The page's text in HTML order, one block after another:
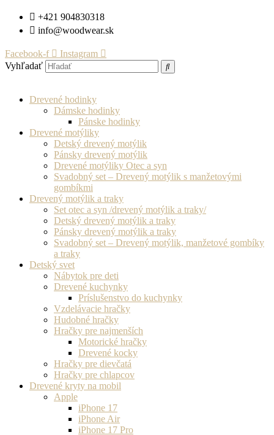
Preskočiť+421 904830318
info@woodwear.sk
Facebook-f
Instagram
Vyhľadať
Drevené hodinky
Dámske hodinky
Pánske hodinky
Drevené motýliky
Detský drevený motýlik
Pánsky drevený motýlik
Drevené motýliky Otec a syn
Svadobný set – Drevený motýlik s manžetovými
gombíkmi
Drevený motýlik a traky
Set otec a syn /drevený motýlik a traky/
Detský drevený motýlik a traky
Pánsky drevený motýlik a traky
Svadobný set – Drevený motýlik, manžetové gombíky
a traky
Detský svet
Nábytok pre deti
Drevené kuchynky
Príslušenstvo do kuchynky
Vzdelávacie hračky
Hudobné hračky
Hračky pre najmenších
Motorické hračky
Drevené kocky
Hračky pre dievčatá
Hračky pre chlapcov
Drevené kryty na mobil
Apple
iPhone 17
iPhone Air
iPhone 17 Pro